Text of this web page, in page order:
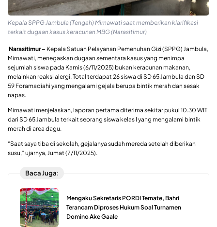
Kepala SPPG Jambula (Tengah) Mirnawati saat memberikan klarifikasi
terkait dugaan kasus keracunan MBG (Narasitimur)
Narasitimur – Kepala Satuan Pelayanan Pemenuhan Gizi (SPPG) Jambula,
Mirnawati, menegaskan dugaan sementara kasus yang menimpa
sejumlah siswa pada Kamis (6/11/2025) bukan keracunan makanan,
melainkan reaksi alergi. Total terdapat 26 siswa di SD 65 Jambula dan SD
59 Foramadiahi yang mengalami gejala berupa bintik merah dan sesak
napas.
Mirnawati menjelaskan, laporan pertama diterima sekitar pukul 10.30 WIT
dari SD 65 Jambula terkait seorang siswa kelas I yang mengalami bintik
merah di area dagu.
“Saat saya tiba di sekolah, gejalanya sudah mereda setelah diberikan
susu,” ujarnya, Jumat (7/11/2025).
Baca Juga:
Mengaku Sekretaris PORDI Ternate, Bahri
Terancam Diproses Hukum Soal Turnamen
Domino Ake Gaale